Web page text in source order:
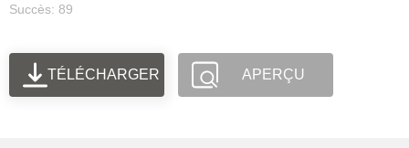
Succès: 89
TÉLÉCHARGER APERÇU